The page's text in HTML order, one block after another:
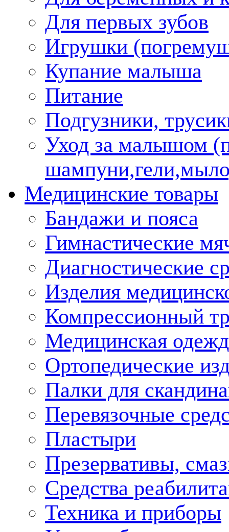
Для первых зубов
Игрушки
Купание малыша
Питание
Подгузники,
Уход за малышом
Медицинские товары
Бандажи и пояса
Гимнастические
Диагностические
Изделия
Компрессионный
Медицинская
Ортопедические
Палки для
Перевязочные
Пластыри
Презервативы,
Средства
Техника и приборы